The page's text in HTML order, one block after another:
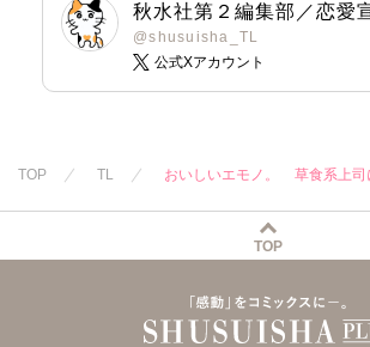
秋水社第２編集部／恋愛
@shusuisha_TL
公式Xアカウント
TOP TL おいしいエモノ。 草食系上司
TOP